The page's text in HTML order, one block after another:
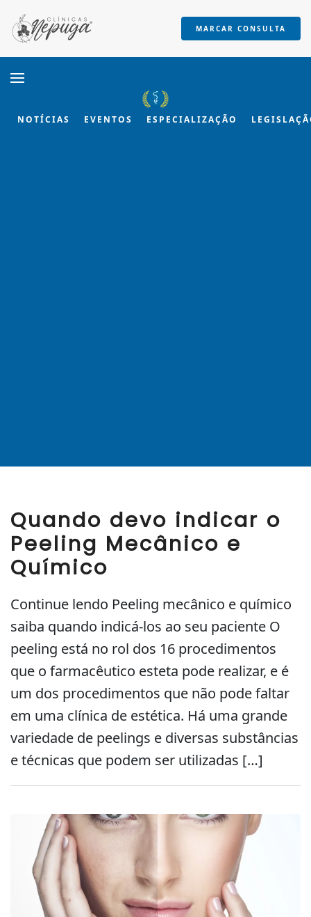
Skip to main content
MARCAR CONSULTA
NOTÍCIAS EVENTOS ESPECIALIZAÇÃO
Quando devo indicar o
Peeling Mecânico e
Químico
Continue lendo Peeling mecânico e químico
saiba quando indicá-los ao seu paciente O
peeling está no rol dos 16 procedimentos
que o farmacêutico esteta pode realizar, e é
um dos procedimentos que não pode faltar
em uma clínica de estética. Há uma grande
variedade de peelings e diversas substâncias
e técnicas que podem ser utilizadas […]